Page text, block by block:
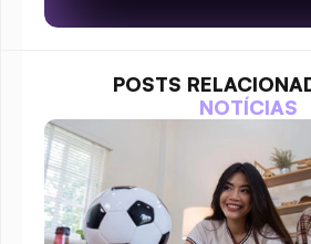
POSTS
NOTÍCIAS